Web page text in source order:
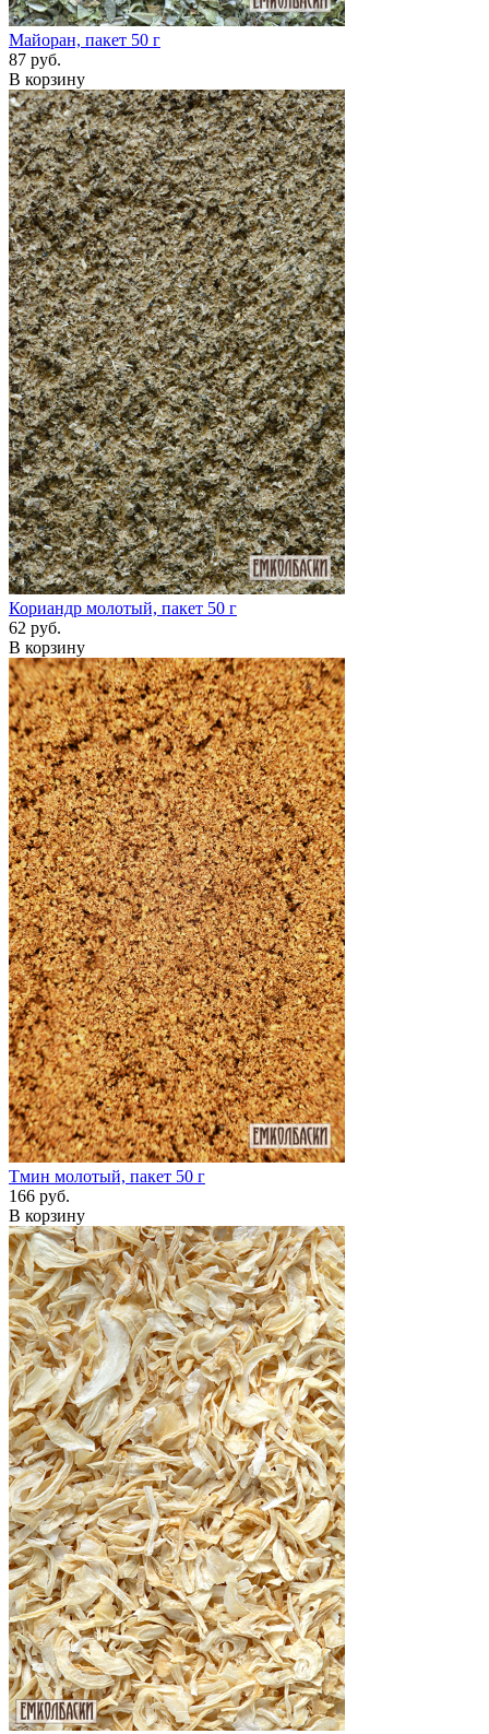
Майоран, пакет 50 г
87 руб.
В корзину
Кориандр молотый, пакет 50 г
62 руб.
В корзину
Тмин молотый, пакет 50 г
166 руб.
В корзину